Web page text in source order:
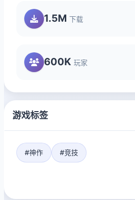
1.5M 下载
600K 玩家
游戏标签
#神作 #竞技